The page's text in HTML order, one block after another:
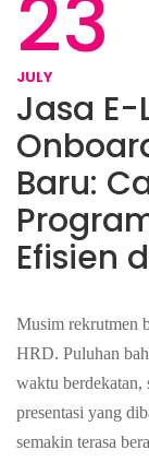
23
JULY
Jasa
Baru:
Efisien
Musim rekrutmen
HRD. Puluhan
waktu berdekatan,
presentasi yang
semakin terasa